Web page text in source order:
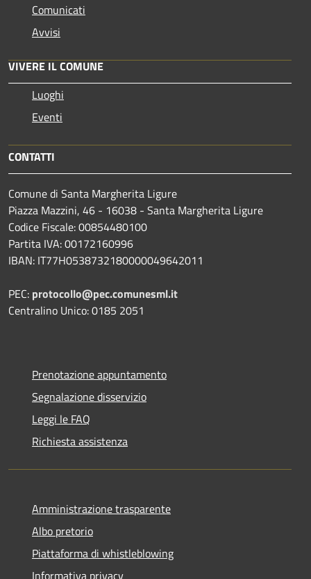
Comunicati
Avvisi
VIVERE IL COMUNE
Luoghi
Eventi
CONTATTI
Comune di Santa Margherita Ligure
Piazza Mazzini, 46 - 16038 - Santa Margherita Ligure
Codice Fiscale: 00854480100
Partita IVA: 00172160996
IBAN: IT77H0538732180000049642011
PEC: protocollo@pec.comunesml.it
Centralino Unico: 0185 2051
Prenotazione appuntamento
Segnalazione disservizio
Leggi le FAQ
Richiesta assistenza
Amministrazione trasparente
Albo pretorio
Piattaforma di whistleblowing
Informativa privacy